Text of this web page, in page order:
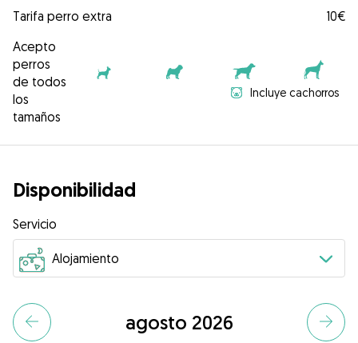
Tarifa perro extra
10€
Acepto
perros
de todos
los
tamaños
Incluye cachorros
Disponibilidad
Servicio
agosto 2026